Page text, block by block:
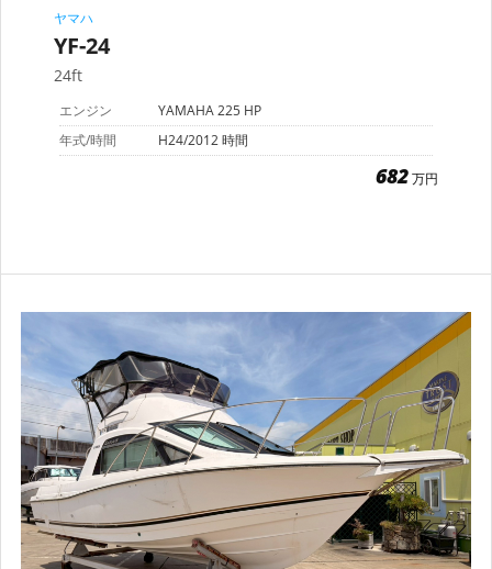
求人情報 会社概要
ヤマハ
YF-24
24ft
エンジン
YAMAHA 225 HP
年式/時間
H24/2012 時間
682万円